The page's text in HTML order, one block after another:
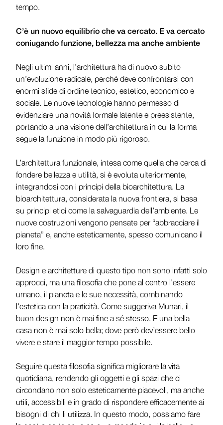
tempo.
C’è un nuovo equilibrio che va cercato. E va cercato
coniugando funzione, bellezza ma anche ambiente
Negli ultimi anni, l’architettura ha di nuovo subito
un’evoluzione radicale, perché deve confrontarsi con
enormi sfide di ordine tecnico, estetico, economico e
sociale. Le nuove tecnologie hanno permesso di
evidenziare una novità formale latente e preesistente,
portando a una visione dell’architettura in cui la forma
segue la funzione in modo più rigoroso.
L’architettura funzionale, intesa come quella che cerca di
fondere bellezza e utilità, si è evoluta ulteriormente,
integrandosi con i principi della bioarchitettura. La
bioarchitettura, considerata la nuova frontiera, si basa
su principi etici come la salvaguardia dell’ambiente. Le
nuove costruzioni vengono pensate per “abbracciare il
pianeta” e, anche esteticamente, spesso comunicano il
loro fine.
Design e architetture di questo tipo non sono infatti solo
approcci, ma una filosofia che pone al centro l'essere
umano, il pianeta e le sue necessità, combinando
l'estetica con la praticità. Come suggeriva Munari, il
buon design non è mai fine a sé stesso. E una bella
casa non è mai solo bella; dove però dev’essere bello
vivere e stare il maggior tempo possibile.
Seguire questa filosofia significa migliorare la vita
quotidiana, rendendo gli oggetti e gli spazi che ci
circondano non solo esteticamente piacevoli, ma anche
utili, accessibili e in grado di rispondere efficacemente ai
bisogni di chi li utilizza. In questo modo, possiamo fare